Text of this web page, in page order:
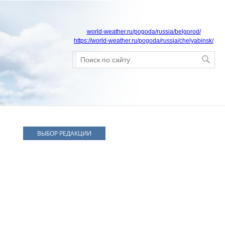
world-weather.ru/pogoda/russia/belgorod/
https://world-weather.ru/pogoda/russia/chelyabinsk/
ВЫБОР РЕДАКЦИИ